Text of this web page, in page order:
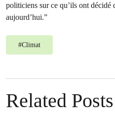
politiciens sur ce qu’ils ont décidé
aujourd’hui.”
#Climat
Related Posts